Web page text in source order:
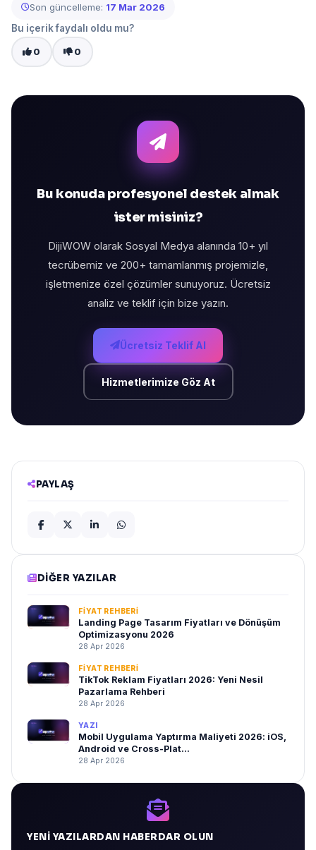
Son güncelleme: 17 Mar 2026
Bu içerik faydalı oldu mu?
0 0
Bu konuda profesyonel destek almak
ister misiniz?
DijiWOW olarak Sosyal Medya alanında 10+ yıl
tecrübemiz ve 200+ tamamlanmış projemizle,
işletmenize özel çözümler sunuyoruz. Ücretsiz
analiz ve teklif için bize yazın.
Ücretsiz Teklif Al
Hizmetlerimize Göz At
PAYLAŞ
DIĞER YAZILAR
FIYAT REHBERI
Landing Page Tasarım Fiyatları ve Dönüşüm
Optimizasyonu 2026
28 Apr 2026
FIYAT REHBERI
TikTok Reklam Fiyatları 2026: Yeni Nesil
Pazarlama Rehberi
28 Apr 2026
YAZI
Mobil Uygulama Yaptırma Maliyeti 2026: iOS,
Android ve Cross-Plat...
28 Apr 2026
YENI YAZILARDAN HABERDAR OLUN